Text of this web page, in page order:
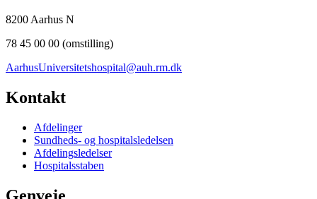
8200 Aarhus N
78 45 00 00 (omstilling)
AarhusUniversitetshospital@auh.rm.dk
Kontakt
Afdelinger
Sundheds- og hospitalsledelsen
Afdelingsledelser
Hospitalsstaben